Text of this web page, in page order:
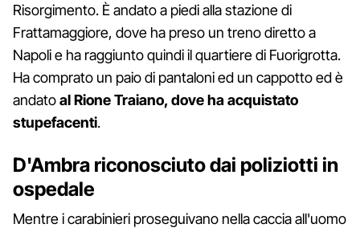
Risorgimento. È andato a piedi alla stazione di
Frattamaggiore, dove ha preso un treno diretto a
Napoli e ha raggiunto quindi il quartiere di Fuorigrotta.
Ha comprato un paio di pantaloni ed un cappotto ed è
andatoal Rione Traiano, dove ha acquistato
stupefacenti.
D'Ambra riconosciuto dai poliziotti in
ospedale
Mentre i carabinieri proseguivano nella caccia all'uomo